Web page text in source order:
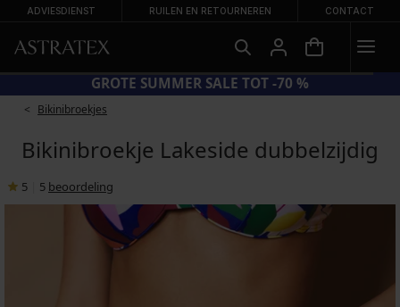
ADVIESDIENST RUILEN EN RETOURNEREN CONTACT
GROTE SUMMER SALE TOT -70 %
Bikinibroekjes
Bikinibroekje Lakeside dubbelzijdig
5 5 beoordeling